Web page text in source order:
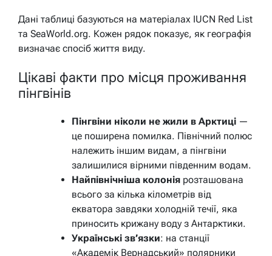
Дані таблиці базуються на матеріалах IUCN Red List
та SeaWorld.org. Кожен рядок показує, як географія
визначає спосіб життя виду.
Цікаві факти про місця проживання
пінгвінів
Пінгвіни ніколи не жили в Арктиці —
це поширена помилка. Північний полюс
належить іншим видам, а пінгвіни
залишилися вірними південним водам.
Найпівнічніша колонія розташована
всього за кілька кілометрів від
екватора завдяки холодній течії, яка
приносить крижану воду з Антарктики.
Українські зв’язки: на станції
«Академік Вернадський» полярники